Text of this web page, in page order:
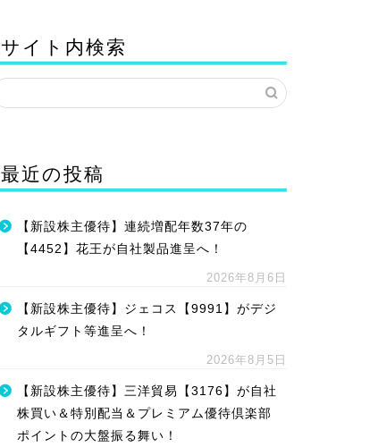
サイト内検索
最近の投稿
【新設株主優待】連続増配年数37年の
【4452】花王が自社製品進呈へ！
2026年8月6日
【新設株主優待】ジェコス【9991】がデジ
タルギフト等進呈へ！
2026年8月5日
【新設株主優待】三洋貿易【3176】が自社
株買い＆特別配当＆プレミアム優待倶楽部
ポイントの大盤振る舞い！